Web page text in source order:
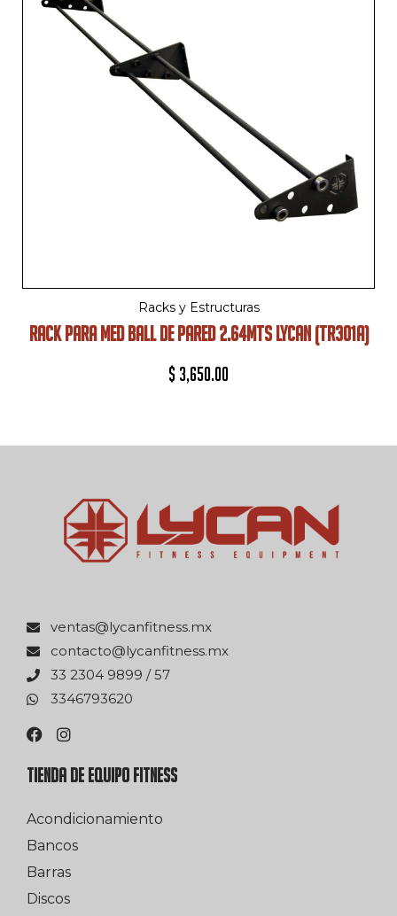
Racks y Estructuras
RACK PARA MED BALL DE PARED 2.64MTS LYCAN (TR301A)
$ 3,650.00
xm.ssentifnacyl@satnev
xm.ssentifnacyl@otcatnoc
75 / 9989 4032 33
0263976433
TIENDA DE EQUIPO FITNESS
Acondicionamiento
Bancos
Barras
Discos